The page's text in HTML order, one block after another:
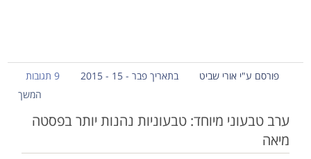
פורסם ע"י אורי שביט בתאריך פבר - 15 - 2015
9 תגובות
המשך
ערב טבעוני מיוחד: טבעוניות נהנות יותר בפסטה
מיאה